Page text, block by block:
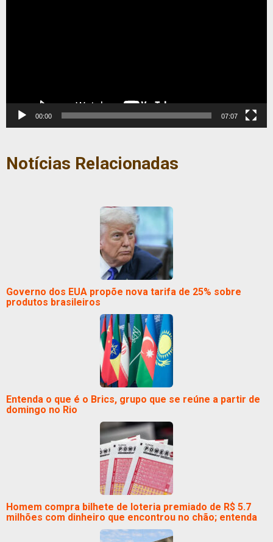
00:00 07:07
Notícias Relacionadas
Governo dos EUA propõe nova tarifa de 25% sobre
produtos brasileiros
Entenda o que é o Brics, grupo que se reúne a partir de
domingo no Rio
Homem compra bilhete de loteria premiado de R$ 5.7
milhões com dinheiro que encontrou no chão; entenda